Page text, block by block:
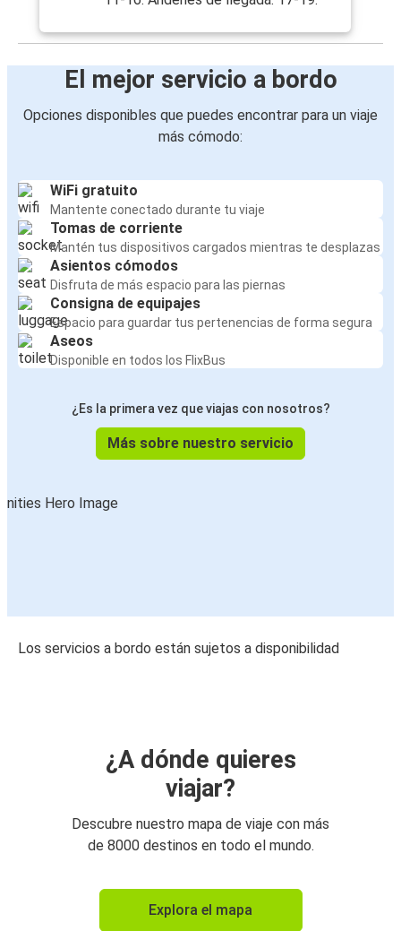
El mejor servicio a bordo
Opciones disponibles que puedes encontrar para un viaje
más cómodo:
WiFi gratuito
Mantente conectado durante tu viaje
Tomas de corriente
Mantén tus dispositivos cargados mientras te desplazas
Asientos cómodos
Disfruta de más espacio para las piernas
Consigna de equipajes
Espacio para guardar tus pertenencias de forma segura
Aseos
Disponible en todos los FlixBus
¿Es la primera vez que viajas con nosotros?
Más sobre nuestro servicio
Los servicios a bordo están sujetos a disponibilidad
¿A dónde quieres
viajar?
Descubre nuestro mapa de viaje con más
de 8000 destinos en todo el mundo.
Explora el mapa